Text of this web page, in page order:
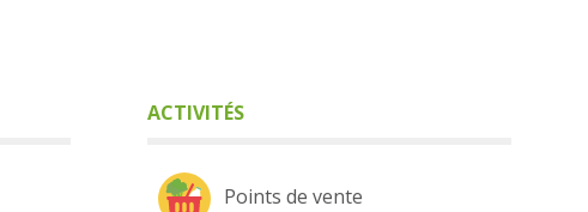
ACTIVITÉS
Points de vente